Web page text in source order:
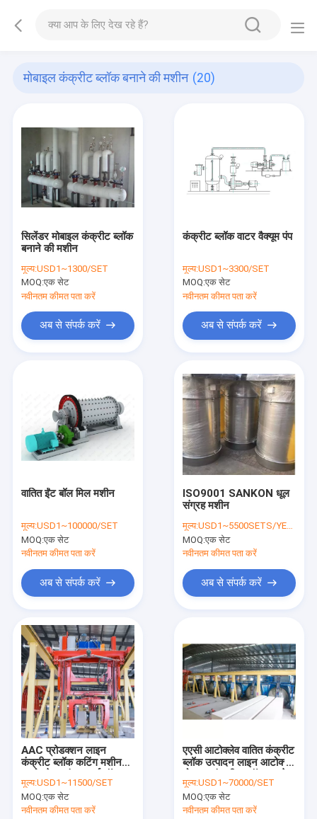
मोबाइल कंक्रीट ब्लॉक बनाने की मशीन (20)
सिलेंडर मोबाइल कंक्रीट ब्लॉक
बनाने की मशीन
मूल्य:USD1~1300/SET
MOQ:एक सेट
नवीनतम कीमत पता करें
अब से संपर्क करें
कंक्रीट ब्लॉक वाटर वैक्यूम पंप
मूल्य:USD1~3300/SET
MOQ:एक सेट
नवीनतम कीमत पता करें
अब से संपर्क करें
वातित ईंट बॉल मिल मशीन
मूल्य:USD1~100000/SET
MOQ:एक सेट
नवीनतम कीमत पता करें
अब से संपर्क करें
ISO9001 SANKON धूल
संग्रह मशीन
मूल्य:USD1~5500SETS/YEAR
MOQ:एक सेट
नवीनतम कीमत पता करें
अब से संपर्क करें
AAC प्रोडक्शन लाइन
कंक्रीट ब्लॉक कटिंग मशीन
AAC मोबाइल कंक्रीट ब्लॉक
मेकिंग मशीन
मूल्य:USD1~11500/SET
MOQ:एक सेट
नवीनतम कीमत पता करें
एएसी आटोक्लेव वातित कंक्रीट
ब्लॉक उत्पादन लाइन आटोक्लेव
की मशीन
मूल्य:USD1~70000/SET
MOQ:एक सेट
नवीनतम कीमत पता करें